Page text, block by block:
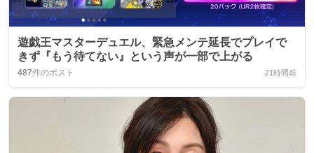
遊戯王マスターデュエル、緊急メンテ延長でプレイで
きず『もう待てない』という声が一部で上がる
487件のポスト 21時間前